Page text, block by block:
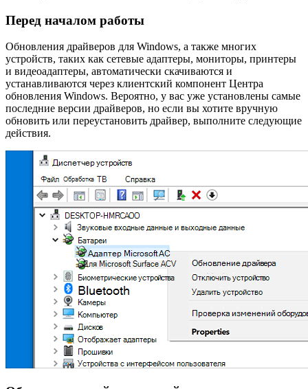
Перед началом работы
Обновления драйверов для Windows, а также многих
устройств, таких как сетевые адаптеры, мониторы, принтеры
и видеоадаптеры, автоматически скачиваются и
устанавливаются через клиентский компонент Центра
обновления Windows. Вероятно, у вас уже установлены самые
последние версии драйверов, но если вы хотите вручную
обновить или переустановить драйвер, выполните следующие
действия.